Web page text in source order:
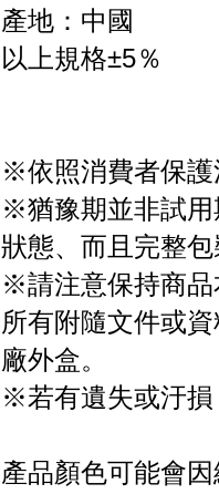
產地：中國
以上規格±5％
※依照消費者保護
※猶豫期並非試用
狀態、而且完整
※請注意保持商品
所有附隨文件或
廠外盒。
※若有遺失或汙損
產品顏色可能會